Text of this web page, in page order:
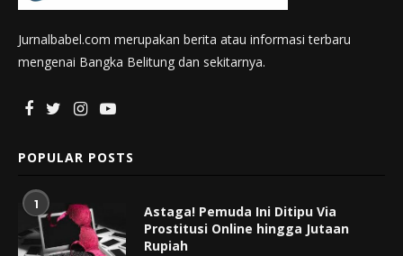
Jurnalbabel.com merupakan berita atau informasi terbaru
mengenai Bangka Belitung dan sekitarnya.
POPULAR POSTS
1
Astaga! Pemuda Ini Ditipu Via
Prostitusi Online hingga Jutaan
Rupiah